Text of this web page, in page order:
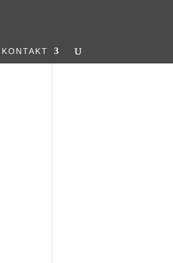
KONTAKT